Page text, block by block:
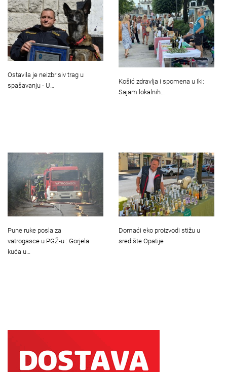
Ostavila je neizbrisiv trag u
spašavanju - U…
Košić zdravlja i spomena u Iki:
Sajam lokalnih…
Pune ruke posla za
vatrogasce u PGŽ-u : Gorjela
kuća u…
Domaći eko proizvodi stižu u
središte Opatije